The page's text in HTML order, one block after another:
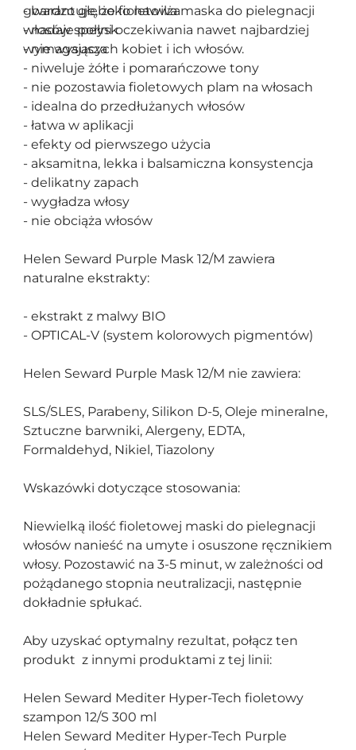
gwarantuje, że fioletowa maska do pielegnacji
włosów spełni oczekiwania nawet najbardziej
wymagających kobiet i ich włosów.
- bardzo głęboko nawilża
- nadaje połysk
- nie wysusza
- niweluje żółte i pomarańczowe tony
- nie pozostawia fioletowych plam na włosach
- idealna do przedłużanych włosów
- łatwa w aplikacji
- efekty od pierwszego użycia
- aksamitna, lekka i balsamiczna konsystencja
- delikatny zapach
- wygładza włosy
- nie obciąża włosów
Helen Seward Purple Mask 12/M zawiera
naturalne ekstrakty:
- ekstrakt z malwy BIO
- OPTICAL-V (system kolorowych pigmentów)
Helen Seward Purple Mask 12/M nie zawiera:
SLS/SLES, Parabeny, Silikon D-5, Oleje mineralne,
Sztuczne barwniki, Alergeny, EDTA,
Formaldehyd, Nikiel, Tiazolony
Wskazówki dotyczące stosowania:
Niewielką ilość fioletowej maski do pielegnacji
włosów nanieść na umyte i osuszone ręcznikiem
włosy. Pozostawić na 3-5 minut, w zależności od
pożądanego stopnia neutralizacji, następnie
dokładnie spłukać.
Aby uzyskać optymalny rezultat, połącz ten
produkt z innymi produktami z tej linii:
Helen Seward Mediter Hyper-Tech fioletowy
szampon 12/S 300 ml
Helen Seward Mediter Hyper-Tech Purple